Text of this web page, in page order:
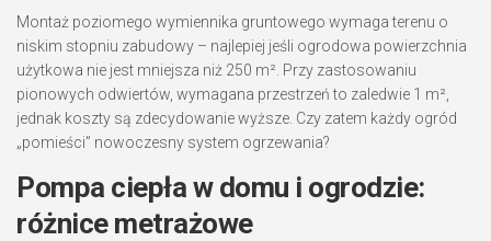
Montaż poziomego wymiennika gruntowego wymaga terenu o
niskim stopniu zabudowy – najlepiej jeśli ogrodowa powierzchnia
użytkowa nie jest mniejsza niż 250 m². Przy zastosowaniu
pionowych odwiertów, wymagana przestrzeń to zaledwie 1 m²,
jednak koszty są zdecydowanie wyższe. Czy zatem każdy ogród
„pomieści” nowoczesny system ogrzewania?
Pompa ciepła w domu i ogrodzie:
różnice metrażowe